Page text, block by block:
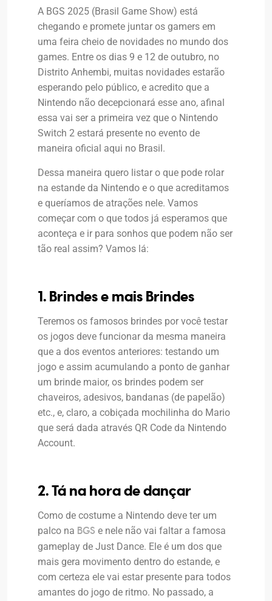
A BGS 2025 (Brasil Game Show) está
chegando e promete juntar os gamers em
uma feira cheio de novidades no mundo dos
games. Entre os dias 9 e 12 de outubro, no
Distrito Anhembi, muitas novidades estarão
esperando pelo público, e acredito que a
Nintendo não decepcionará esse ano, afinal
essa vai ser a primeira vez que o Nintendo
Switch 2 estará presente no evento de
maneira oficial aqui no Brasil.
Dessa maneira quero listar o que pode rolar
na estande da Nintendo e o que acreditamos
e queríamos de atrações nele. Vamos
começar com o que todos já esperamos que
aconteça e ir para sonhos que podem não ser
tão real assim? Vamos lá:
1. Brindes e mais Brindes
Teremos os famosos brindes por você testar
os jogos deve funcionar da mesma maneira
que a dos eventos anteriores: testando um
jogo e assim acumulando a ponto de ganhar
um brinde maior, os brindes podem ser
chaveiros, adesivos, bandanas (de papelão)
etc., e, claro, a cobiçada mochilinha do Mario
que será dada através QR Code da Nintendo
Account.
2. Tá na hora de dançar
Como de costume a Nintendo deve ter um
palco na BGS e nele não vai faltar a famosa
gameplay de Just Dance. Ele é um dos que
mais gera movimento dentro do estande, e
com certeza ele vai estar presente para todos
amantes do jogo de ritmo. No passado, a